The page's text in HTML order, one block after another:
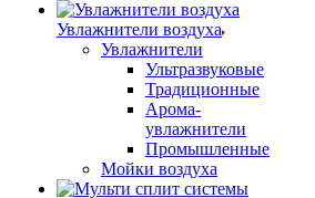
Увлажнители воздуха
Увлажнители
Ультразвуковые
Традиционные
Арома-
увлажнители
Промышленные
Мойки воздуха